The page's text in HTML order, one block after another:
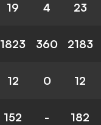
19 4 23
1823 360 2183
12 0 12
152 - 182